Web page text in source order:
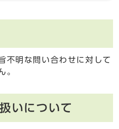
不明な問い合わせに対して
。
いについて